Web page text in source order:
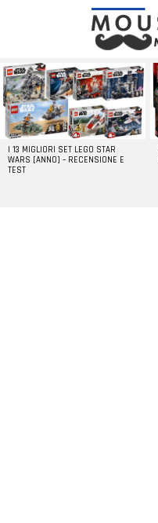
LATEST
STORIES
I 13 MIGLIORI SET LEGO STAR
WARS [ANNO] – RECENSIONE E
TEST